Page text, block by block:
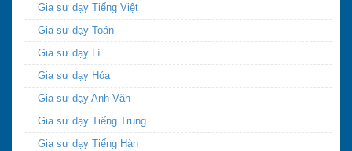
Gia sư dạy Tiếng Việt
Gia sư dạy Toán
Gia sư dạy Lí
Gia sư dạy Hóa
Gia sư dạy Anh Văn
Gia sư dạy Tiếng Trung
Gia sư dạy Tiếng Hàn